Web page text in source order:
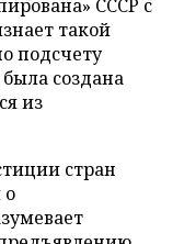
СССР с
такой
подсчету
создана
из
стран
о